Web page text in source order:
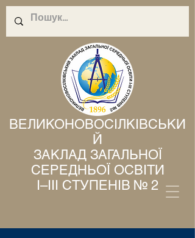
ВЕЛИКОНОВОСІЛКІВСЬКИ
Й
ЗАКЛАД ЗАГАЛЬНОЇ
СЕРЕДНЬОЇ ОСВІТИ
І–ІІІ СТУПЕНІВ № 2